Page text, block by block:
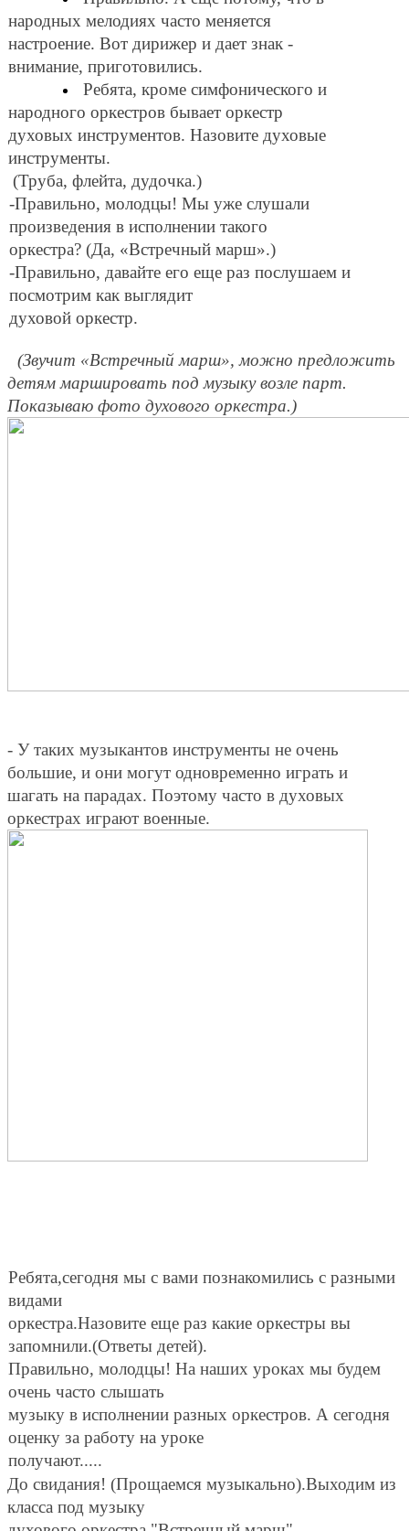
народных мелодиях часто меняется
настроение. Вот дирижер и дает знак -
внимание, приготовились.
Ребята, кроме симфонического и
народного оркестров бывает оркестр
духовых инструментов. Назовите духовые
инструменты.
(Труба, флейта, дудочка.)
-Правильно, молодцы! Мы уже слушали
произведения в исполнении такого
оркестра? (Да, «Встречный марш».)
-Правильно, давайте его еще раз послушаем и
посмотрим как выглядит
духовой оркестр.
(Звучит «Встречный марш», можно предложить
детям маршировать под музыку возле парт.
Показываю фото духового оркестра.)
- У таких музыкантов инструменты не очень
большие, и они могут одновременно играть и
шагать на парадах. Поэтому часто в духовых
оркестрах играют военные.
Ребята,сегодня мы с вами познакомились с разными
видами
оркестра.Назовите еще раз какие оркестры вы
запомнили.(Ответы детей).
Правильно, молодцы! На наших уроках мы будем
очень часто слышать
музыку в исполнении разных оркестров. А сегодня
оценку за работу на уроке
получают.....
До свидания! (Прощаемся музыкально).Выходим из
класса под музыку